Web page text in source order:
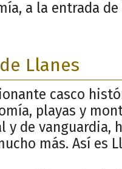
a la entrada
Llanes
casco
playas y
y de vanguardia,
más. Así es